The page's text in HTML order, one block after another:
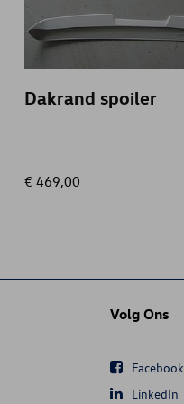
Dakrand spoiler
€ 469,00
Volg Ons
Facebook
LinkedIn